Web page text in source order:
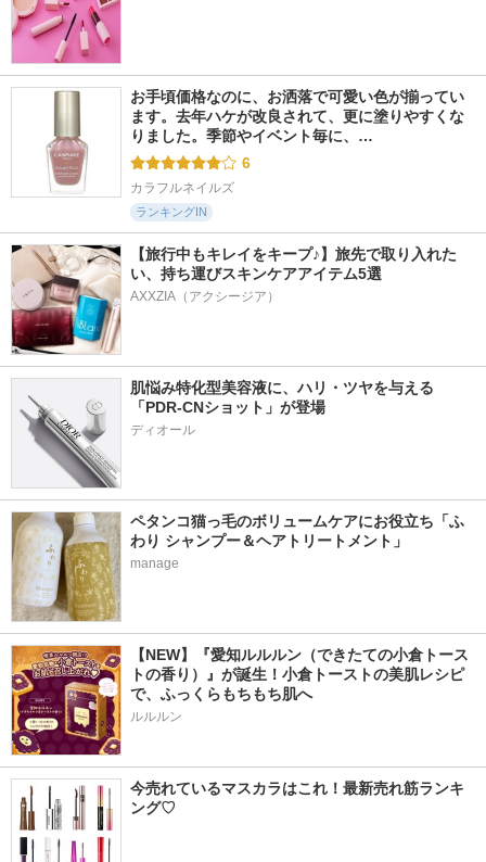
お手頃価格なのに、お洒落で可愛い色が揃ってい
ます。去年ハケが改良されて、更に塗りやすくな
りました。季節やイベント毎に、…
6
カラフルネイルズ
ランキングIN
【旅行中もキレイをキープ♪】旅先で取り入れた
い、持ち運びスキンケアアイテム5選
AXXZIA（アクシージア）
肌悩み特化型美容液に、ハリ・ツヤを与える
「PDR-CNショット」が登場
ペタンコ猫っ毛のボリュームケアにお役立ち「ふ
わり シャンプー＆ヘアトリートメント」
manage
【NEW】『愛知ルルルン（できたての小倉トース
トの香り）』が誕生！小倉トーストの美肌レシピ
で、ふっくらもちもち肌へ
ルルルン
今売れているマスカラはこれ！最新売れ筋ランキ
ング♡